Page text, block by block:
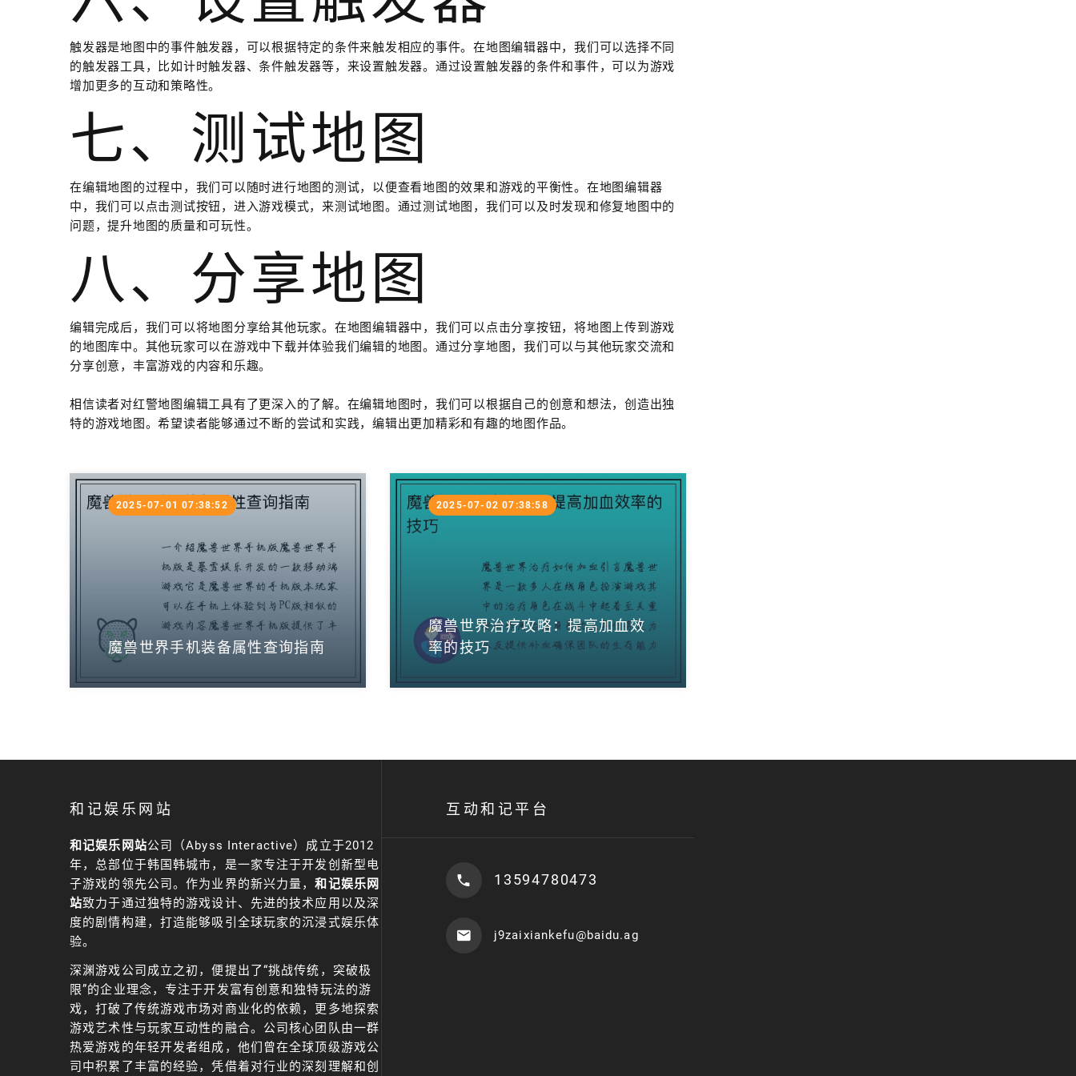
触发器是地图中的事件触发器，可以根据特定的条件来触发相应的事件。在地图编辑器中，我们可以选择不同
的触发器工具，比如计时触发器、条件触发器等，来设置触发器。通过设置触发器的条件和事件，可以为游戏
增加更多的互动和策略性。
七、测试地图
在编辑地图的过程中，我们可以随时进行地图的测试，以便查看地图的效果和游戏的平衡性。在地图编辑器
中，我们可以点击测试按钮，进入游戏模式，来测试地图。通过测试地图，我们可以及时发现和修复地图中的
问题，提升地图的质量和可玩性。
八、分享地图
编辑完成后，我们可以将地图分享给其他玩家。在地图编辑器中，我们可以点击分享按钮，将地图上传到游戏
的地图库中。其他玩家可以在游戏中下载并体验我们编辑的地图。通过分享地图，我们可以与其他玩家交流和
分享创意，丰富游戏的内容和乐趣。
相信读者对红警地图编辑工具有了更深入的了解。在编辑地图时，我们可以根据自己的创意和想法，创造出独
特的游戏地图。希望读者能够通过不断的尝试和实践，编辑出更加精彩和有趣的地图作品。
魔兽世界手机装备属性查询指南
2025-07-01 07:38:52
魔兽世界治疗攻略：提高加血效
率的技巧
2025-07-02 07:38:58
和记娱乐网站
和记娱乐网站公司（Abyss Interactive）成立于2012
年，总部位于韩国韩城市，是一家专注于开发创新型电
子游戏的领先公司。作为业界的新兴力量，和记娱乐网
站致力于通过独特的游戏设计、先进的技术应用以及深
度的剧情构建，打造能够吸引全球玩家的沉浸式娱乐体
验。
深渊游戏公司成立之初，便提出了“挑战传统，突破极
限”的企业理念，专注于开发富有创意和独特玩法的游
戏，打破了传统游戏市场对商业化的依赖，更多地探索
游戏艺术性与玩家互动性的融合。公司核心团队由一群
热爱游戏的年轻开发者组成，他们曾在全球顶级游戏公
司中积累了丰富的经验，凭借着对行业的深刻理解和创
互动和记平台
13594780473
j9zaixiankefu@baidu.ag